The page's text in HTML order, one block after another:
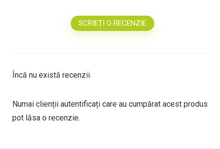
SCRIEȚI O RECENZIE
Încă nu există recenzii.
Numai clienții autentificați care au cumpărat acest produs
pot lăsa o recenzie.